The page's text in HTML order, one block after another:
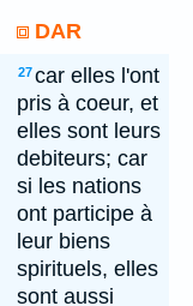
DAR
27car elles l'ont
pris à coeur, et
elles sont leurs
debiteurs; car
si les nations
ont participe à
leur biens
spirituels, elles
sont aussi